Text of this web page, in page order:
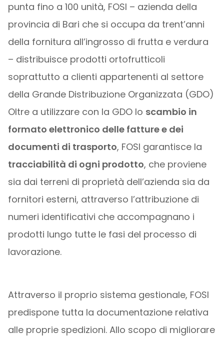
punta fino a 100 unità, FOSI – azienda della
provincia di Bari che si occupa da trent’anni
della fornitura all’ingrosso di frutta e verdura
– distribuisce prodotti ortofrutticoli
soprattutto a clienti appartenenti al settore
della Grande Distribuzione Organizzata (GDO)
Oltre a utilizzare con la GDO lo scambio in
formato elettronico delle fatture e dei
documenti di trasporto, FOSI garantisce la
tracciabilità di ogni prodotto, che proviene
sia dai terreni di proprietà dell’azienda sia da
fornitori esterni, attraverso l’attribuzione di
numeri identificativi che accompagnano i
prodotti lungo tutte le fasi del processo di
lavorazione.
Attraverso il proprio sistema gestionale, FOSI
predispone tutta la documentazione relativa
alle proprie spedizioni. Allo scopo di migliorare